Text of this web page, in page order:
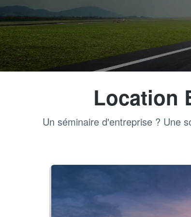
Location
Un séminaire d'entreprise ? Une